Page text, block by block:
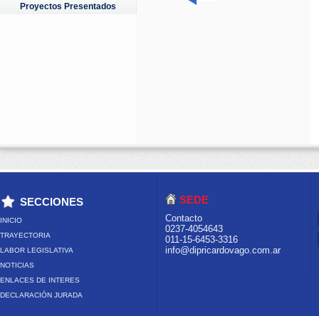
Proyectos Presentados
SECCIONES
INICIO
TRAYECTORIA
LABOR LEGISLATIVA
NOTICIAS
ENLACES DE INTERES
DECLARACIÓN JURADA
SEDE
Contacto
0237-4054643
011-15-6453-3316
info@dipricardovago.com.ar